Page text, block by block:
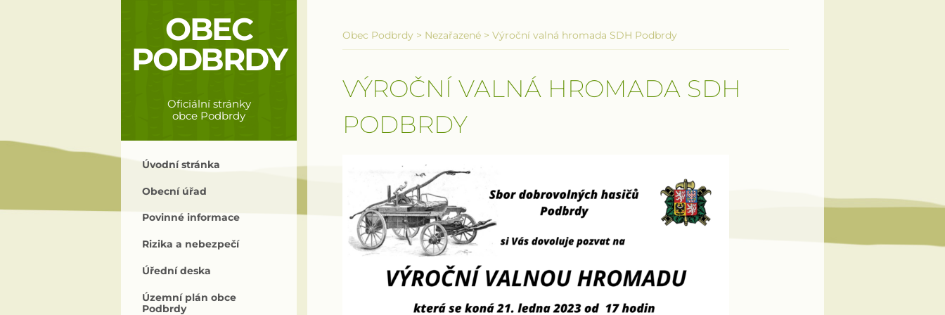
OBEC
PODBRDY
Oficiální stránky
obce Podbrdy
Úvodní stránka
Obecní úřad
Povinné informace
Rizika a nebezpečí
Úřední deska
Územní plán obce
Podbrdy
Obec Podbrdy > Nezařazené > Výroční valná hromada SDH Podbrdy
VÝROČNÍ VALNÁ HROMADA SDH
PODBRDY